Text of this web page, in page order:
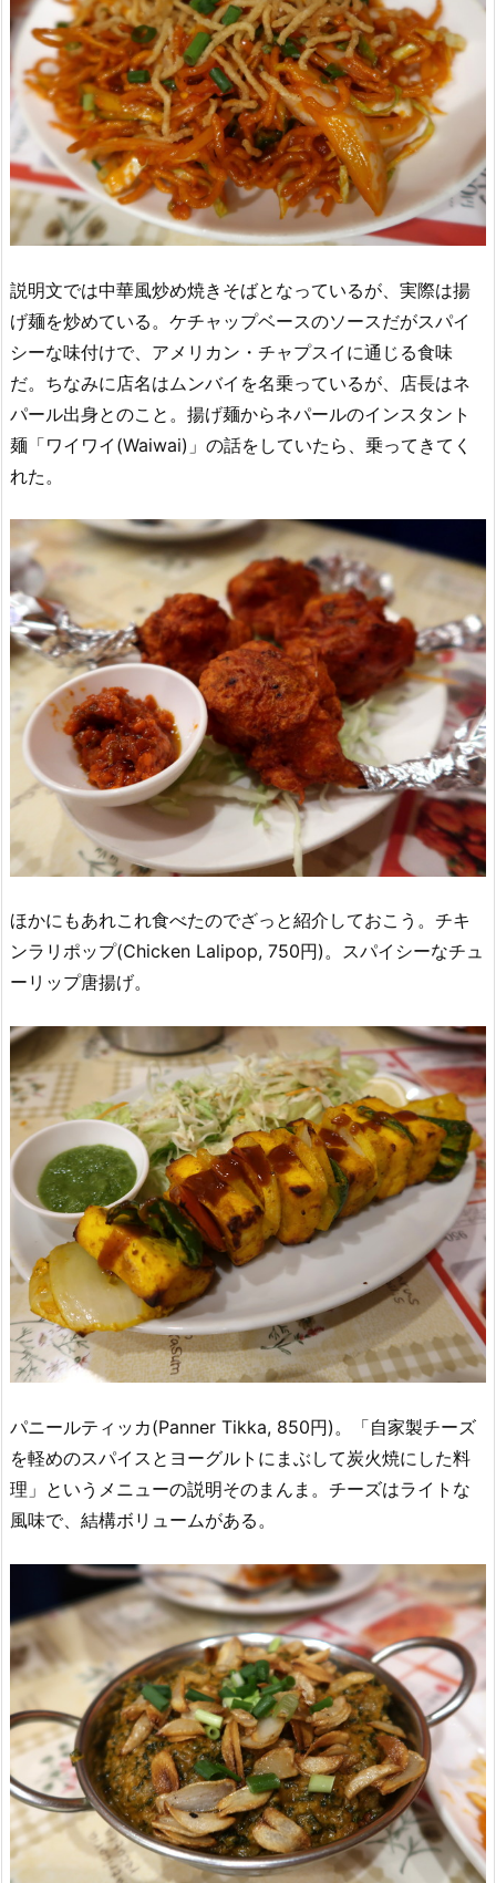
説明文では中華風炒め焼きそばとなっているが、実際は揚
げ麺を炒めている。ケチャップベースのソースだがスパイ
シーな味付けで、アメリカン・チャプスイに通じる食味
だ。ちなみに店名はムンバイを名乗っているが、店長はネ
パール出身とのこと。揚げ麺からネパールのインスタント
麺「ワイワイ(Waiwai)」の話をしていたら、乗ってきてく
れた。
ほかにもあれこれ食べたのでざっと紹介しておこう。チキ
ンラリポップ(Chicken Lalipop, 750円)。スパイシーなチュ
ーリップ唐揚げ。
パニールティッカ(Panner Tikka, 850円)。「自家製チーズ
を軽めのスパイスとヨーグルトにまぶして炭火焼にした料
理」というメニューの説明そのまんま。チーズはライトな
風味で、結構ボリュームがある。